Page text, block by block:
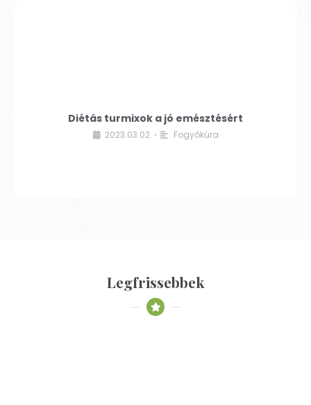
Diétás turmixok a jó emésztésért
2023.03.02. • Fogyókúra
Legfrissebbek